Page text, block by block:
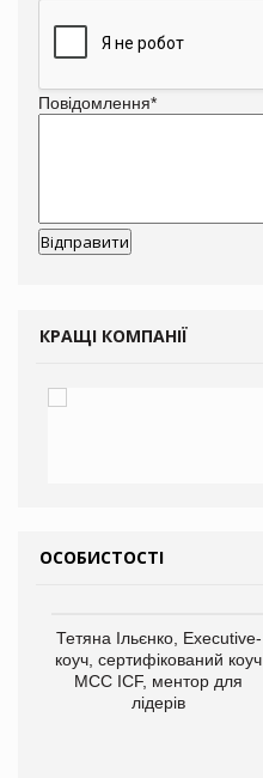
Повідомлення*
КРАЩІ КОМПАНІЇ
ОСОБИСТОСТІ
Тетяна Ільєнко, Executive-
коуч, сертифікований коуч
МСС ICF, ментор для
лідерів